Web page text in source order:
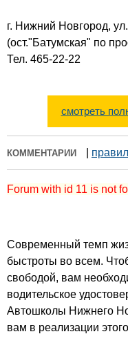
г. Нижний Новгород,
(ост."Батумская" по
Тел. 465-22-22
смотреть
КОММЕНТАРИИ
Forum with id 11 is not
Современный темп
быстроты во всем.
свободой, вам
водительское
Автошколы Нижнего
вам в реализации